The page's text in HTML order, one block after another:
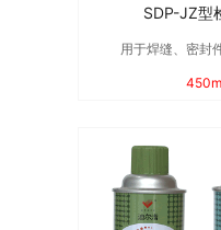
SDP-JZ型
用于焊缝、密封